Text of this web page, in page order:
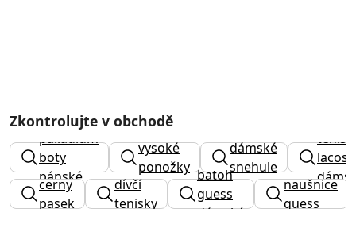
Zkontrolujte v obchodě
palladium
boty
pánské
vysoké
ponožky
dámské
snehule
cerny
pasek
dívčí
tenisky
batoh
guess
dámský
naušnice
guess